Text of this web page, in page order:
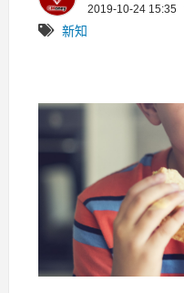
2019-10-24 15:35
新知